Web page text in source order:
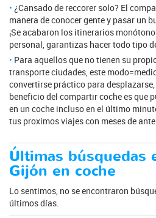
¿Cansado de reccorer solo? El
manera de conocer gente y pasar un
¡Se acabaron los itinerarios
personal, garantizas hacer todo tipo
Para aquellos que no tienen su
transporte ciudades, este
convertirse práctico para
beneficio del compartir coche es que
en un coche incluso en el último
tus proximos viajes con meses de
Últimas búsquedas
Gijón en coche
Lo sentimos, no se encontraron
últimos días.